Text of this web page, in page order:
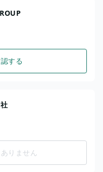
する
りません